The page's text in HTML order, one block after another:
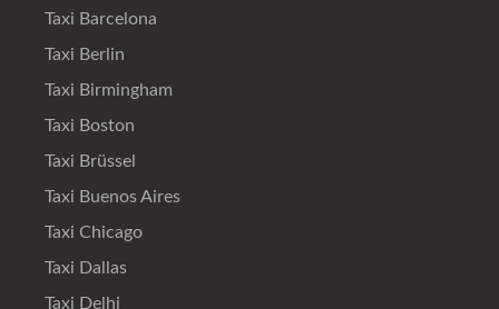
Taxi Barcelona
Taxi Berlin
Taxi Birmingham
Taxi Boston
Taxi Brüssel
Taxi Buenos Aires
Taxi Chicago
Taxi Dallas
Taxi Delhi